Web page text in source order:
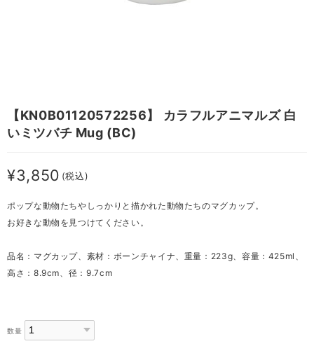
【KN0B01120572256】 カラフルアニマルズ 白
いミツバチ Mug (BC)
¥3,850 (税込)
ポップな動物たちやしっかりと描かれた動物たちのマグカップ。
お好きな動物を見つけてください。
品名：マグカップ、素材：ボーンチャイナ、重量：223g、容量：425ml、
高さ：8.9cm、径：9.7cm
数量